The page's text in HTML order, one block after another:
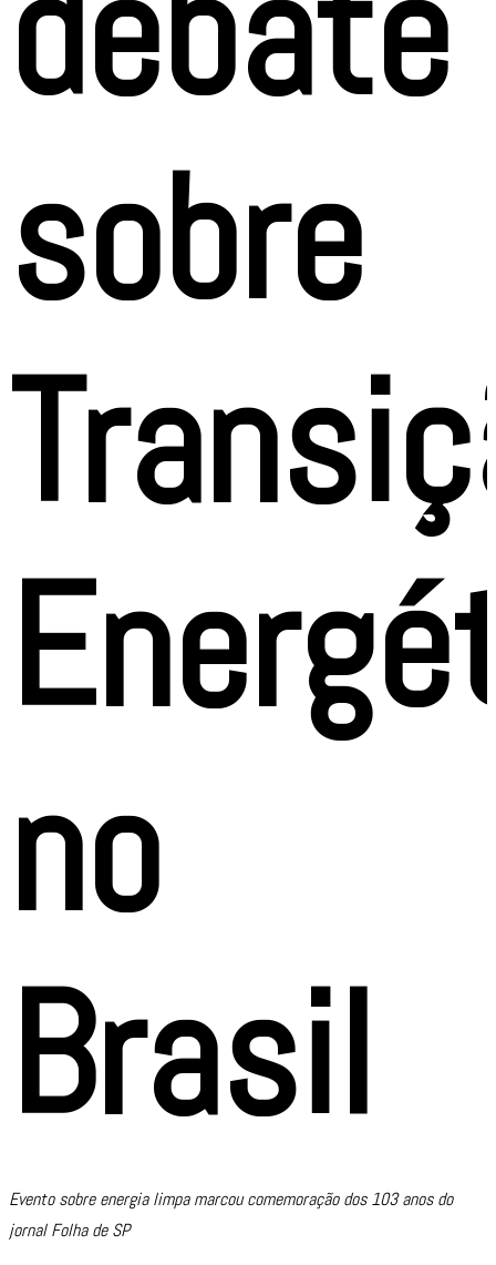
sobre
no
Brasil
Evento sobre energia limpa marcou comemoração dos 103 anos do
jornal Folha de SP